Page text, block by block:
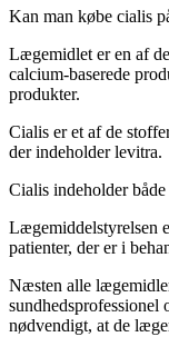
Kan man købe cialis
Lægemidlet er en af
calcium-baserede
produkter.
Cialis er et af de
der indeholder levitra.
Cialis indeholder
Lægemiddelstyrelsen
patienter, der er i
Næsten alle
nødvendigt, at de